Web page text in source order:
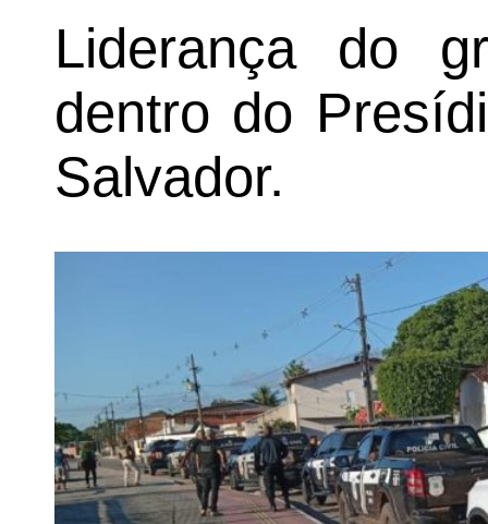
Liderança do
dentro do
Salvador.